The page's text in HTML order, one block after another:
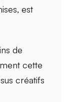
est
de
cette
créatifs